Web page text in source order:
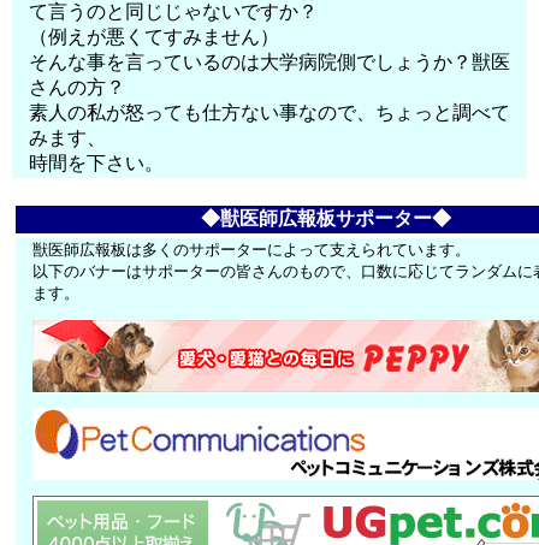
て言うのと同じじゃないですか？
（例えが悪くてすみません）
そんな事を言っているのは大学病院側でしょうか？獣医
さんの方？
素人の私が怒っても仕方ない事なので、ちょっと調べて
みます、
時間を下さい。
◆獣医師広報板サポーター◆
獣医師広報板は多くのサポーターによって支えられています。
以下のバナーはサポーターの皆さんのもので、口数に応じてランダムに
ます。